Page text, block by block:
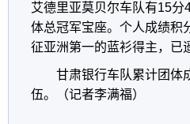
艾德里亚莫贝尔车队有15
体总冠军宝座。个人成绩积
征亚洲第一的蓝衫得主，已
甘肃银行车队累计团体
伍。（记者李满福）